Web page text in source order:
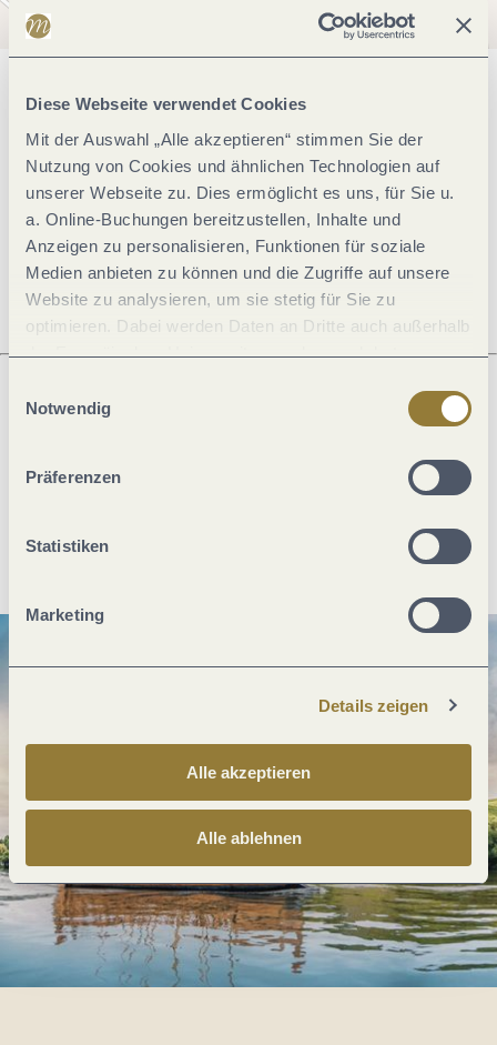
Diese Webseite verwendet Cookies
Mit der Auswahl „Alle akzeptieren“ stimmen Sie der
Nutzung von Cookies und ähnlichen Technologien auf
unserer Webseite zu. Dies ermöglicht es uns, für Sie u.
a. Online-Buchungen bereitzustellen, Inhalte und
Anzeigen zu personalisieren, Funktionen für soziale
Medien anbieten zu können und die Zugriffe auf unsere
Website zu analysieren, um sie stetig für Sie zu
optimieren. Dabei werden Daten an Dritte auch außerhalb
der Europäischen Union weitergegeben und dort
jederzeit widerrufen werden. Mit der Auswahl "Alle
ablehnen" kann es zu Beeinträchtigungen in der Nutzung
Notwendig
Präferenzen
Statistiken
Marketing
Details zeigen
Alle akzeptieren
Alle ablehnen
Allgemeine Informationen
Öffnungszeiten
Ruhetage
Anreise planen PDF erzeugen